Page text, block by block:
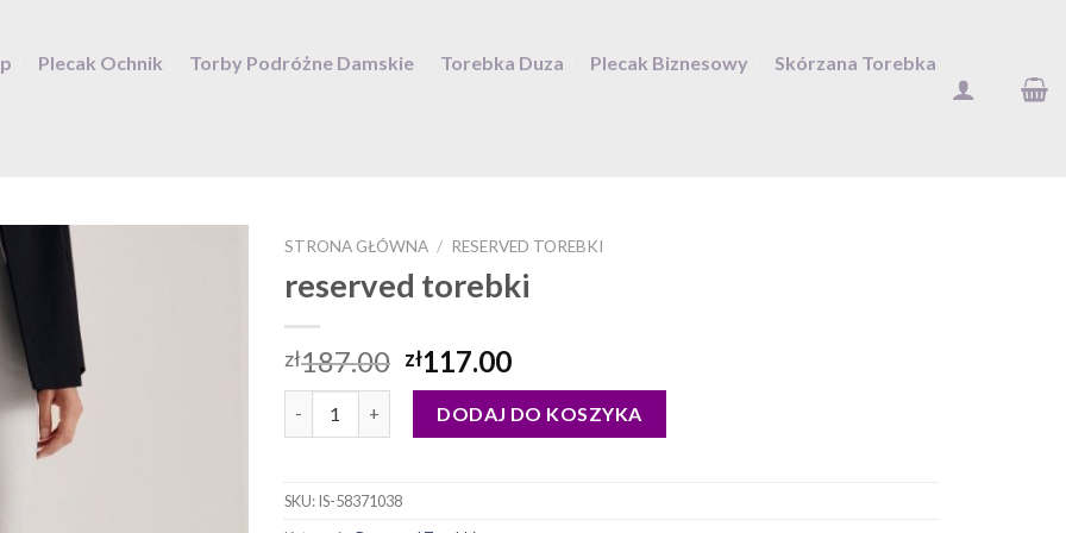
Plecak Ochnik Torby Podróżne Damskie Torebka Duza Plecak Biznesowy Skórzana Torebka
STRONA GŁÓWNA / RESERVED TOREBKI
reserved torebki
zł187.00 zł117.00
DODAJ DO KOSZYKA
SKU:IS-58371038